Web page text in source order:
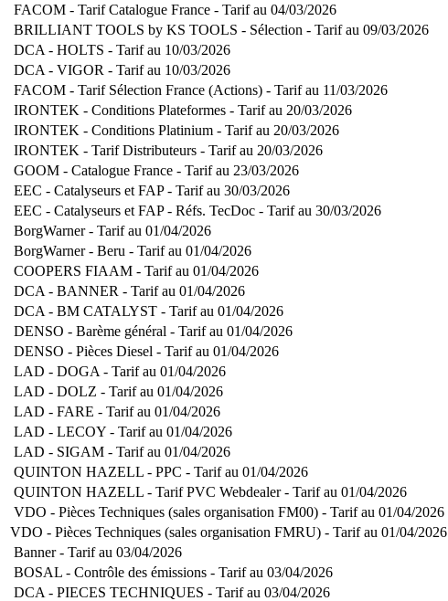
FACOM - Tarif Catalogue France - Tarif au 04/03/2026
BRILLIANT TOOLS by KS TOOLS - Sélection - Tarif au 09/03/2026
DCA - HOLTS - Tarif au 10/03/2026
DCA - VIGOR - Tarif au 10/03/2026
FACOM - Tarif Sélection France (Actions) - Tarif au 11/03/2026
IRONTEK - Conditions Plateformes - Tarif au 20/03/2026
IRONTEK - Conditions Platinium - Tarif au 20/03/2026
IRONTEK - Tarif Distributeurs - Tarif au 20/03/2026
GOOM - Catalogue France - Tarif au 23/03/2026
EEC - Catalyseurs et FAP - Tarif au 30/03/2026
EEC - Catalyseurs et FAP - Réfs. TecDoc - Tarif au 30/03/2026
BorgWarner - Tarif au 01/04/2026
BorgWarner - Beru - Tarif au 01/04/2026
COOPERS FIAAM - Tarif au 01/04/2026
DCA - BANNER - Tarif au 01/04/2026
DCA - BM CATALYST - Tarif au 01/04/2026
DENSO - Barème général - Tarif au 01/04/2026
DENSO - Pièces Diesel - Tarif au 01/04/2026
LAD - DOGA - Tarif au 01/04/2026
LAD - DOLZ - Tarif au 01/04/2026
LAD - FARE - Tarif au 01/04/2026
LAD - LECOY - Tarif au 01/04/2026
LAD - SIGAM - Tarif au 01/04/2026
QUINTON HAZELL - PPC - Tarif au 01/04/2026
QUINTON HAZELL - Tarif PVC Webdealer - Tarif au 01/04/2026
VDO - Pièces Techniques (sales organisation FM00) - Tarif au 01/04/2026
VDO - Pièces Techniques (sales organisation FMRU) - Tarif au 01/04/2026
Banner - Tarif au 03/04/2026
BOSAL - Contrôle des émissions - Tarif au 03/04/2026
DCA - PIECES TECHNIQUES - Tarif au 03/04/2026